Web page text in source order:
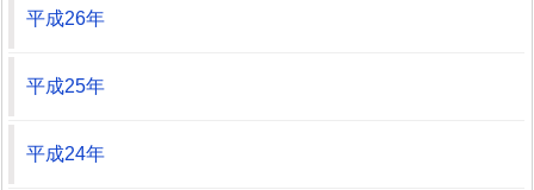
平成26年
平成25年
平成24年